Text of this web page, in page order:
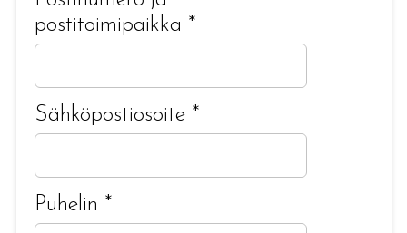
postitoimipaikka *
Sähköpostiosoite *
Puhelin *